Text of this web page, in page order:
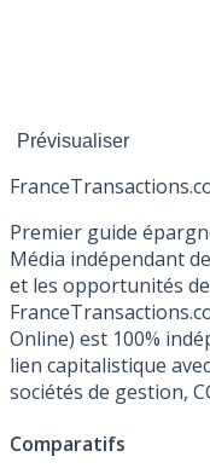
France
Premier guide
Média indépendant
et les opportunités
Online) est 100%
lien capitalistique
sociétés de gestion,
Comparatifs